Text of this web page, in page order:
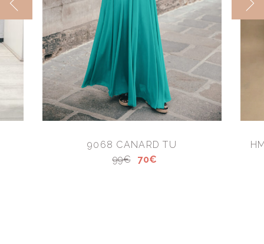
9068 CANARD TU
99€
70€